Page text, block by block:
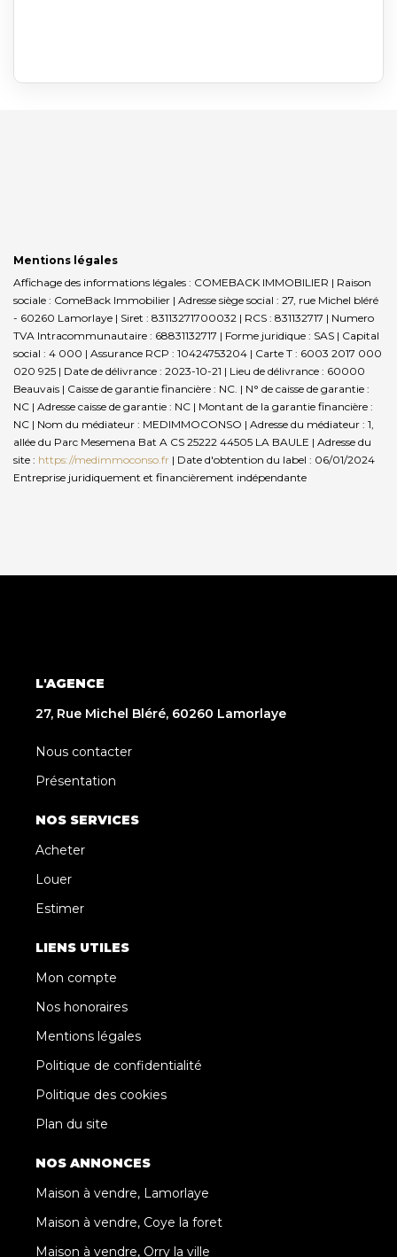
Mentions légales
Affichage des informations légales : COMEBACK IMMOBILIER | Raison
sociale : ComeBack Immobilier | Adresse siège social : 27, rue Michel bléré
- 60260 Lamorlaye | Siret : 83113271700032 | RCS : 831132717 | Numero
TVA Intracommunautaire : 68831132717 | Forme juridique : SAS | Capital
social : 4 000 | Assurance RCP : 10424753204 | Carte T : 6003 2017 000
020 925 | Date de délivrance : 2023-10-21 | Lieu de délivrance : 60000
Beauvais | Caisse de garantie financière : NC. | N° de caisse de garantie :
NC | Adresse caisse de garantie : NC | Montant de la garantie financière :
NC | Nom du médiateur : MEDIMMOCONSO | Adresse du médiateur : 1,
allée du Parc Mesemena Bat A CS 25222 44505 LA BAULE | Adresse du
site : https://medimmoconso.fr | Date d'obtention du label : 06/01/2024
Entreprise juridiquement et financièrement indépendante
L'AGENCE
27, Rue Michel Bléré, 60260 Lamorlaye
Nous contacter
Présentation
NOS SERVICES
Acheter
Louer
Estimer
LIENS UTILES
Mon compte
Nos honoraires
Mentions légales
Politique de confidentialité
Politique des cookies
Plan du site
NOS ANNONCES
Maison à vendre, Lamorlaye
Maison à vendre, Coye la foret
Maison à vendre, Orry la ville